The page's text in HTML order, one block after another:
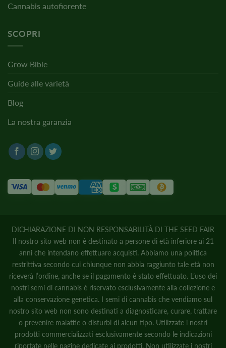
Cannabis autofiorente
SCOPRI
Grow Bible
Guide alle varietà
Blog
La nostra garanzia
DICHIARAZIONE DI NON RESPONSABILITÀ DI THE SEED FAIR
Il nostro sito web non è destinato a persone di età inferiore ai 21
anni che intendano effettuare acquisti. Abbiamo una politica
restrittiva secondo cui chiunque non abbia raggiunto tale età non
riceverà l’ordine, anche se il pagamento è stato effettuato. L’uso dei
nostri semi di cannabis è riservato esclusivamente alla collezione e
alla conservazione genetica. I semi di cannabis che vendiamo sul
nostro sito web non sono destinati a diagnosticare, curare, trattare
o prevenire malattie o disturbi di alcun tipo. Utilizzate i nostri
prodotti commercializzati esclusivamente secondo le indicazioni
riportate nelle pagine dedicate ai prodotti. Non utilizzate i nostri